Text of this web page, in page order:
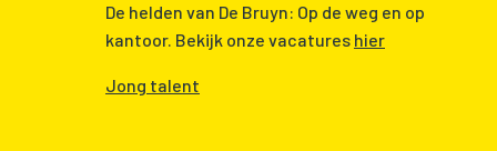
De helden van De Bruyn: Op de weg en op
kantoor. Bekijk onze vacatures hier
Jong talent